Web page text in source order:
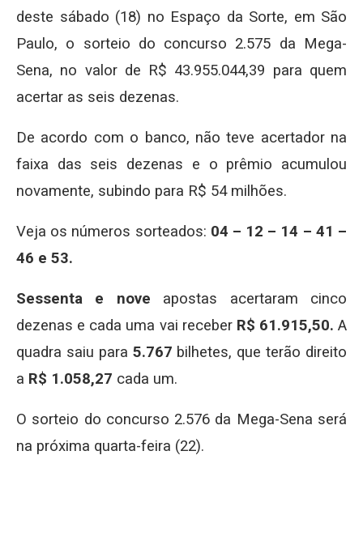
deste sábado (18) no Espaço da Sorte, em São
Paulo, o sorteio do concurso 2.575 da Mega-
Sena, no valor de R$ 43.955.044,39 para quem
acertar as seis dezenas.
De acordo com o banco, não teve acertador na
faixa das seis dezenas e o prêmio acumulou
novamente, subindo para R$ 54 milhões.
Veja os números sorteados: 04 – 12 – 14 – 41 –
46 e 53.
Sessenta e nove apostas acertaram cinco
dezenas e cada uma vai receber R$ 61.915,50. A
quadra saiu para 5.767 bilhetes, que terão direito
a R$ 1.058,27 cada um.
O sorteio do concurso 2.576 da Mega-Sena será
na próxima quarta-feira (22).